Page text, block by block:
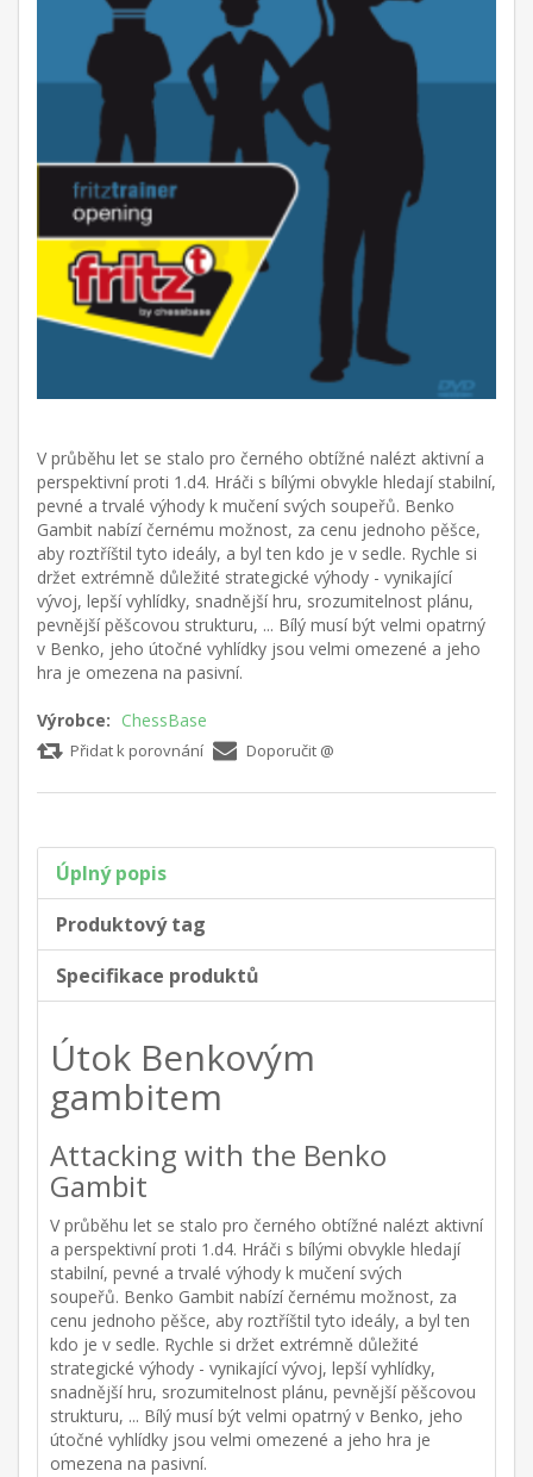
V průběhu let se stalo pro černého obtížné nalézt aktivní a
perspektivní proti 1.d4. Hráči s bílými obvykle hledají stabilní,
pevné a trvalé výhody k mučení svých soupeřů. Benko
Gambit nabízí černému možnost, za cenu jednoho pěšce,
aby roztříštil tyto ideály, a byl ten kdo je v sedle. Rychle si
držet extrémně důležité strategické výhody - vynikající
vývoj, lepší vyhlídky, snadnější hru, srozumitelnost plánu,
pevnější pěšcovou strukturu, ... Bílý musí být velmi opatrný
v Benko, jeho útočné vyhlídky jsou velmi omezené a jeho
hra je omezena na pasivní.
Výrobce: ChessBase
Přidat k porovnání Doporučit @
Úplný popis
Produktový tag
Specifikace produktů
Útok Benkovým
gambitem
Attacking with the Benko
Gambit
V průběhu let se stalo pro černého obtížné nalézt aktivní
a perspektivní proti 1.d4. Hráči s bílými obvykle hledají
stabilní, pevné a trvalé výhody k mučení svých
soupeřů. Benko Gambit nabízí černému možnost, za
cenu jednoho pěšce, aby roztříštil tyto ideály, a byl ten
kdo je v sedle. Rychle si držet extrémně důležité
strategické výhody - vynikající vývoj, lepší vyhlídky,
snadnější hru, srozumitelnost plánu, pevnější pěšcovou
strukturu, ... Bílý musí být velmi opatrný v Benko, jeho
útočné vyhlídky jsou velmi omezené a jeho hra je
omezena na pasivní.